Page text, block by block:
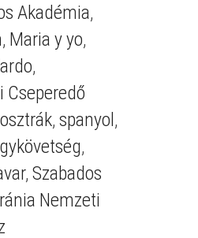
Akadémia,
, Maria y yo,
,
Cseperedő
osztrák, spanyol ,
,
, Szabados
Nemzeti